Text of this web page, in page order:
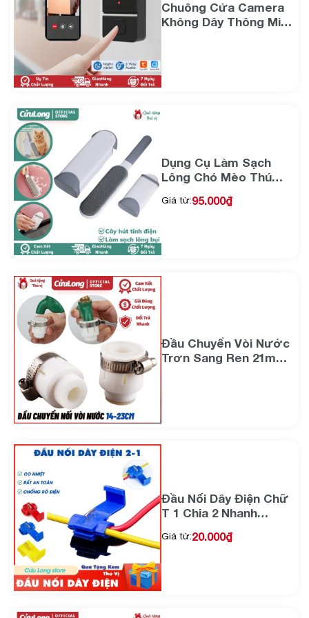
Chuông Cửa Camera
Không Dây Thông Minh
Dụng Cụ Làm Sạch
Lông Chó Mèo Thú
chải tĩnh điện làm sạch
Giá từ:95.000₫
Đầu Chuyển Vòi Nước
Trơn Sang Ren 21mm
Đầu Nối Dây Điện Chữ
T 1 Chia 2 Nhanh
Chắc Chắn ghíp khớp
tránh rủi ro rò điện
Giá từ:20.000₫